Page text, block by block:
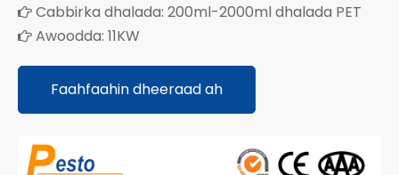
 Cabbirka dhalada: 200ml-2000ml dhalada PET
 Awoodda: 11KW
Faahfaahin dheeraad ah